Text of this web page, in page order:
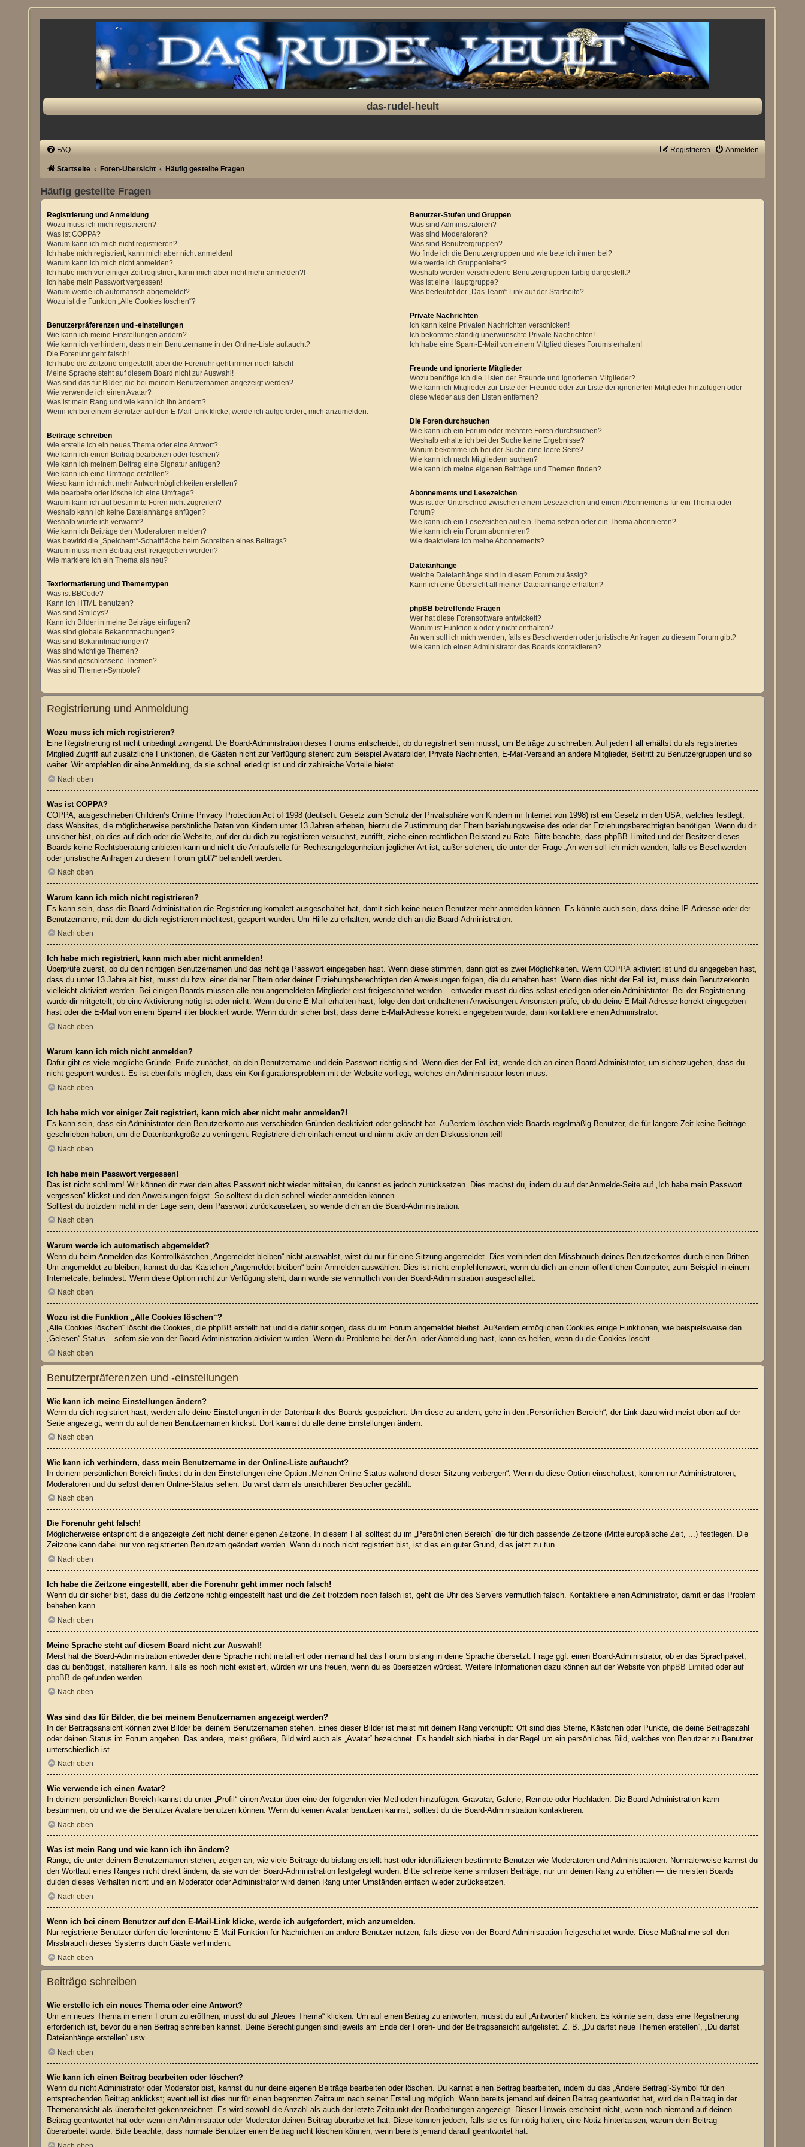
das-rudel-heult
FAQ Anmelden
Registrieren
Startseite Foren-Übersicht Häufig gestellte Fragen
Häufig gestellte Fragen
Registrierung und Anmeldung
Wozu muss ich mich registrieren?
Was ist COPPA?
Warum kann ich mich nicht registrieren?
Ich habe mich registriert, kann mich aber nicht anmelden!
Warum kann ich mich nicht anmelden?
Ich habe mich vor einiger Zeit registriert, kann mich aber nicht mehr anmelden?!
Ich habe mein Passwort vergessen!
Warum werde ich automatisch abgemeldet?
Wozu ist die Funktion „Alle Cookies löschen“?
Benutzerpräferenzen und -einstellungen
Wie kann ich meine Einstellungen ändern?
Wie kann ich verhindern, dass mein Benutzername in der Online-Liste auftaucht?
Die Forenuhr geht falsch!
Ich habe die Zeitzone eingestellt, aber die Forenuhr geht immer noch falsch!
Meine Sprache steht auf diesem Board nicht zur Auswahl!
Was sind das für Bilder, die bei meinem Benutzernamen angezeigt werden?
Wie verwende ich einen Avatar?
Was ist mein Rang und wie kann ich ihn ändern?
Wenn ich bei einem Benutzer auf den E-Mail-Link klicke, werde ich aufgefordert, mich anzumelden.
Beiträge schreiben
Wie erstelle ich ein neues Thema oder eine Antwort?
Wie kann ich einen Beitrag bearbeiten oder löschen?
Wie kann ich meinem Beitrag eine Signatur anfügen?
Wie kann ich eine Umfrage erstellen?
Wieso kann ich nicht mehr Antwortmöglichkeiten erstellen?
Wie bearbeite oder lösche ich eine Umfrage?
Warum kann ich auf bestimmte Foren nicht zugreifen?
Weshalb kann ich keine Dateianhänge anfügen?
Weshalb wurde ich verwarnt?
Wie kann ich Beiträge den Moderatoren melden?
Was bewirkt die „Speichern“-Schaltfläche beim Schreiben eines Beitrags?
Warum muss mein Beitrag erst freigegeben werden?
Wie markiere ich ein Thema als neu?
Textformatierung und Thementypen
Was ist BBCode?
Kann ich HTML benutzen?
Was sind Smileys?
Kann ich Bilder in meine Beiträge einfügen?
Was sind globale Bekanntmachungen?
Was sind Bekanntmachungen?
Was sind wichtige Themen?
Was sind geschlossene Themen?
Was sind Themen-Symbole?
Benutzer-Stufen und Gruppen
Was sind Administratoren?
Was sind Moderatoren?
Was sind Benutzergruppen?
Wo finde ich die Benutzergruppen und wie trete ich ihnen bei?
Wie werde ich Gruppenleiter?
Weshalb werden verschiedene Benutzergruppen farbig dargestellt?
Was ist eine Hauptgruppe?
Was bedeutet der „Das Team“-Link auf der Startseite?
Private Nachrichten
Ich kann keine Privaten Nachrichten verschicken!
Ich bekomme ständig unerwünschte Private Nachrichten!
Ich habe eine Spam-E-Mail von einem Mitglied dieses Forums erhalten!
Freunde und ignorierte Mitglieder
Wozu benötige ich die Listen der Freunde und ignorierten Mitglieder?
Wie kann ich Mitglieder zur Liste der Freunde oder zur Liste der ignorierten Mitglieder hinzufügen oder
diese wieder aus den Listen entfernen?
Die Foren durchsuchen
Wie kann ich ein Forum oder mehrere Foren durchsuchen?
Weshalb erhalte ich bei der Suche keine Ergebnisse?
Warum bekomme ich bei der Suche eine leere Seite?
Wie kann ich nach Mitgliedern suchen?
Wie kann ich meine eigenen Beiträge und Themen finden?
Abonnements und Lesezeichen
Was ist der Unterschied zwischen einem Lesezeichen und einem Abonnements für ein Thema oder
Forum?
Wie kann ich ein Lesezeichen auf ein Thema setzen oder ein Thema abonnieren?
Wie kann ich ein Forum abonnieren?
Wie deaktiviere ich meine Abonnements?
Dateianhänge
Welche Dateianhänge sind in diesem Forum zulässig?
Kann ich eine Übersicht all meiner Dateianhänge erhalten?
phpBB betreffende Fragen
Wer hat diese Forensoftware entwickelt?
Warum ist Funktion x oder y nicht enthalten?
An wen soll ich mich wenden, falls es Beschwerden oder juristische Anfragen zu diesem Forum gibt?
Wie kann ich einen Administrator des Boards kontaktieren?
Registrierung und Anmeldung
Wozu muss ich mich registrieren?
Eine Registrierung ist nicht unbedingt zwingend. Die Board-Administration dieses Forums entscheidet, ob du registriert sein musst, um Beiträge zu schreiben. Auf jeden Fall erhältst du als registriertes
Mitglied Zugriff auf zusätzliche Funktionen, die Gästen nicht zur Verfügung stehen: zum Beispiel Avatarbilder, Private Nachrichten, E-Mail-Versand an andere Mitglieder, Beitritt zu Benutzergruppen und so
weiter. Wir empfehlen dir eine Anmeldung, da sie schnell erledigt ist und dir zahlreiche Vorteile bietet.
Nach oben
Was ist COPPA?
COPPA, ausgeschrieben Children’s Online Privacy Protection Act of 1998 (deutsch: Gesetz zum Schutz der Privatsphäre von Kindern im Internet von 1998) ist ein Gesetz in den USA, welches festlegt,
dass Websites, die möglicherweise persönliche Daten von Kindern unter 13 Jahren erheben, hierzu die Zustimmung der Eltern beziehungsweise des oder der Erziehungsberechtigten benötigen. Wenn du dir
unsicher bist, ob dies auf dich oder die Website, auf der du dich zu registrieren versuchst, zutrifft, ziehe einen rechtlichen Beistand zu Rate. Bitte beachte, dass phpBB Limited und der Besitzer dieses
Boards keine Rechtsberatung anbieten kann und nicht die Anlaufstelle für Rechtsangelegenheiten jeglicher Art ist; außer solchen, die unter der Frage „An wen soll ich mich wenden, falls es Beschwerden
oder juristische Anfragen zu diesem Forum gibt?“ behandelt werden.
Nach oben
Warum kann ich mich nicht registrieren?
Es kann sein, dass die Board-Administration die Registrierung komplett ausgeschaltet hat, damit sich keine neuen Benutzer mehr anmelden können. Es könnte auch sein, dass deine IP-Adresse oder der
Benutzername, mit dem du dich registrieren möchtest, gesperrt wurden. Um Hilfe zu erhalten, wende dich an die Board-Administration.
Nach oben
Ich habe mich registriert, kann mich aber nicht anmelden!
Überprüfe zuerst, ob du den richtigen Benutzernamen und das richtige Passwort eingegeben hast. Wenn diese stimmen, dann gibt es zwei Möglichkeiten. WennCOPPA aktiviert ist und du angegeben hast,
dass du unter 13 Jahre alt bist, musst du bzw. einer deiner Eltern oder deiner Erziehungsberechtigten den Anweisungen folgen, die du erhalten hast. Wenn dies nicht der Fall ist, muss dein Benutzerkonto
vielleicht aktiviert werden. Bei einigen Boards müssen alle neu angemeldeten Mitglieder erst freigeschaltet werden – entweder musst du dies selbst erledigen oder ein Administrator. Bei der Registrierung
wurde dir mitgeteilt, ob eine Aktivierung nötig ist oder nicht. Wenn du eine E-Mail erhalten hast, folge den dort enthaltenen Anweisungen. Ansonsten prüfe, ob du deine E-Mail-Adresse korrekt eingegeben
hast oder die E-Mail von einem Spam-Filter blockiert wurde. Wenn du dir sicher bist, dass deine E-Mail-Adresse korrekt eingegeben wurde, dann kontaktiere einen Administrator.
Nach oben
Warum kann ich mich nicht anmelden?
Dafür gibt es viele mögliche Gründe. Prüfe zunächst, ob dein Benutzername und dein Passwort richtig sind. Wenn dies der Fall ist, wende dich an einen Board-Administrator, um sicherzugehen, dass du
nicht gesperrt wurdest. Es ist ebenfalls möglich, dass ein Konfigurationsproblem mit der Website vorliegt, welches ein Administrator lösen muss.
Nach oben
Ich habe mich vor einiger Zeit registriert, kann mich aber nicht mehr anmelden?!
Es kann sein, dass ein Administrator dein Benutzerkonto aus verschieden Gründen deaktiviert oder gelöscht hat. Außerdem löschen viele Boards regelmäßig Benutzer, die für längere Zeit keine Beiträge
geschrieben haben, um die Datenbankgröße zu verringern. Registriere dich einfach erneut und nimm aktiv an den Diskussionen teil!
Nach oben
Ich habe mein Passwort vergessen!
Das ist nicht schlimm! Wir können dir zwar dein altes Passwort nicht wieder mitteilen, du kannst es jedoch zurücksetzen. Dies machst du, indem du auf der Anmelde-Seite auf „Ich habe mein Passwort
vergessen“ klickst und den Anweisungen folgst. So solltest du dich schnell wieder anmelden können.
Solltest du trotzdem nicht in der Lage sein, dein Passwort zurückzusetzen, so wende dich an die Board-Administration.
Nach oben
Warum werde ich automatisch abgemeldet?
Wenn du beim Anmelden das Kontrollkästchen „Angemeldet bleiben“ nicht auswählst, wirst du nur für eine Sitzung angemeldet. Dies verhindert den Missbrauch deines Benutzerkontos durch einen Dritten.
Um angemeldet zu bleiben, kannst du das Kästchen „Angemeldet bleiben“ beim Anmelden auswählen. Dies ist nicht empfehlenswert, wenn du dich an einem öffentlichen Computer, zum Beispiel in einem
Internetcafé, befindest. Wenn diese Option nicht zur Verfügung steht, dann wurde sie vermutlich von der Board-Administration ausgeschaltet.
Nach oben
Wozu ist die Funktion „Alle Cookies löschen“?
„Alle Cookies löschen“ löscht die Cookies, die phpBB erstellt hat und die dafür sorgen, dass du im Forum angemeldet bleibst. Außerdem ermöglichen Cookies einige Funktionen, wie beispielsweise den
„Gelesen“-Status – sofern sie von der Board-Administration aktiviert wurden. Wenn du Probleme bei der An- oder Abmeldung hast, kann es helfen, wenn du die Cookies löscht.
Nach oben
Benutzerpräferenzen und -einstellungen
Wie kann ich meine Einstellungen ändern?
Wenn du dich registriert hast, werden alle deine Einstellungen in der Datenbank des Boards gespeichert. Um diese zu ändern, gehe in den „Persönlichen Bereich“; der Link dazu wird meist oben auf der
Seite angezeigt, wenn du auf deinen Benutzernamen klickst. Dort kannst du alle deine Einstellungen ändern.
Nach oben
Wie kann ich verhindern, dass mein Benutzername in der Online-Liste auftaucht?
In deinem persönlichen Bereich findest du in den Einstellungen eine Option „Meinen Online-Status während dieser Sitzung verbergen“. Wenn du diese Option einschaltest, können nur Administratoren,
Moderatoren und du selbst deinen Online-Status sehen. Du wirst dann als unsichtbarer Besucher gezählt.
Nach oben
Die Forenuhr geht falsch!
Möglicherweise entspricht die angezeigte Zeit nicht deiner eigenen Zeitzone. In diesem Fall solltest du im „Persönlichen Bereich“ die für dich passende Zeitzone (Mitteleuropäische Zeit, ...) festlegen. Die
Zeitzone kann dabei nur von registrierten Benutzern geändert werden. Wenn du noch nicht registriert bist, ist dies ein guter Grund, dies jetzt zu tun.
Nach oben
Ich habe die Zeitzone eingestellt, aber die Forenuhr geht immer noch falsch!
Wenn du dir sicher bist, dass du die Zeitzone richtig eingestellt hast und die Zeit trotzdem noch falsch ist, geht die Uhr des Servers vermutlich falsch. Kontaktiere einen Administrator, damit er das Problem
beheben kann.
Nach oben
Meine Sprache steht auf diesem Board nicht zur Auswahl!
Meist hat die Board-Administration entweder deine Sprache nicht installiert oder niemand hat das Forum bislang in deine Sprache übersetzt. Frage ggf. einen Board-Administrator, ob er das Sprachpaket,
das du benötigst, installieren kann. Falls es noch nicht existiert, würden wir uns freuen, wenn du es übersetzen würdest. Weitere Informationen dazu können auf der Website vonphpBB Limited oder auf
phpBB.de gefunden werden.
Nach oben
Was sind das für Bilder, die bei meinem Benutzernamen angezeigt werden?
In der Beitragsansicht können zwei Bilder bei deinem Benutzernamen stehen. Eines dieser Bilder ist meist mit deinem Rang verknüpft: Oft sind dies Sterne, Kästchen oder Punkte, die deine Beitragszahl
oder deinen Status im Forum angeben. Das andere, meist größere, Bild wird auch als „Avatar“ bezeichnet. Es handelt sich hierbei in der Regel um ein persönliches Bild, welches von Benutzer zu Benutzer
unterschiedlich ist.
Nach oben
Wie verwende ich einen Avatar?
In deinem persönlichen Bereich kannst du unter „Profil“ einen Avatar über eine der folgenden vier Methoden hinzufügen: Gravatar, Galerie, Remote oder Hochladen. Die Board-Administration kann
bestimmen, ob und wie die Benutzer Avatare benutzen können. Wenn du keinen Avatar benutzen kannst, solltest du die Board-Administration kontaktieren.
Nach oben
Was ist mein Rang und wie kann ich ihn ändern?
Ränge, die unter deinem Benutzernamen stehen, zeigen an, wie viele Beiträge du bislang erstellt hast oder identifizieren bestimmte Benutzer wie Moderatoren und Administratoren. Normalerweise kannst du
den Wortlaut eines Ranges nicht direkt ändern, da sie von der Board-Administration festgelegt wurden. Bitte schreibe keine sinnlosen Beiträge, nur um deinen Rang zu erhöhen — die meisten Boards
dulden dieses Verhalten nicht und ein Moderator oder Administrator wird deinen Rang unter Umständen einfach wieder zurücksetzen.
Nach oben
Wenn ich bei einem Benutzer auf den E-Mail-Link klicke, werde ich aufgefordert, mich anzumelden.
Nur registrierte Benutzer dürfen die foreninterne E-Mail-Funktion für Nachrichten an andere Benutzer nutzen, falls diese von der Board-Administration freigeschaltet wurde. Diese Maßnahme soll den
Missbrauch dieses Systems durch Gäste verhindern.
Nach oben
Beiträge schreiben
Wie erstelle ich ein neues Thema oder eine Antwort?
Um ein neues Thema in einem Forum zu eröffnen, musst du auf „Neues Thema“ klicken. Um auf einen Beitrag zu antworten, musst du auf „Antworten“ klicken. Es könnte sein, dass eine Registrierung
erforderlich ist, bevor du einen Beitrag schreiben kannst. Deine Berechtigungen sind jeweils am Ende der Foren- und der Beitragsansicht aufgelistet. Z. B. „Du darfst neue Themen erstellen“, „Du darfst
Dateianhänge erstellen“ usw.
Nach oben
Wie kann ich einen Beitrag bearbeiten oder löschen?
Wenn du nicht Administrator oder Moderator bist, kannst du nur deine eigenen Beiträge bearbeiten oder löschen. Du kannst einen Beitrag bearbeiten, indem du das „Ändere Beitrag“-Symbol für den
entsprechenden Beitrag anklickst; eventuell ist dies nur für einen begrenzten Zeitraum nach seiner Erstellung möglich. Wenn bereits jemand auf deinen Beitrag geantwortet hat, wird dein Beitrag in der
Themenansicht als überarbeitet gekennzeichnet. Es wird sowohl die Anzahl als auch der letzte Zeitpunkt der Bearbeitungen angezeigt. Dieser Hinweis erscheint nicht, wenn noch niemand auf deinen
Beitrag geantwortet hat oder wenn ein Administrator oder Moderator deinen Beitrag überarbeitet hat. Diese können jedoch, falls sie es für nötig halten, eine Notiz hinterlassen, warum dein Beitrag
überarbeitet wurde. Bitte beachte, dass normale Benutzer einen Beitrag nicht löschen können, wenn bereits jemand darauf geantwortet hat.